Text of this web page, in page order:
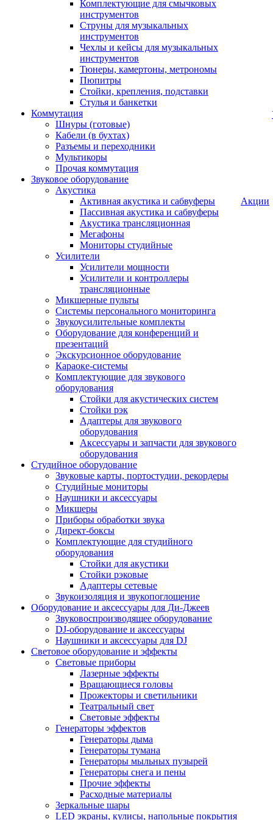
Комплектующие для смычковых
инструментов
Струны для музыкальных
инструментов
Чехлы и кейсы для музыкальных
инструментов
Тюнеры, камертоны, метрономы
Пюпитры
Стойки, крепления, подставки
Стулья и банкетки
Коммутация
Шнуры (готовые)
Кабели (в бухтах)
Разъемы и переходники
Мультикоры
Прочая коммутация
Звуковое оборудование
Акустика
Активная акустика и сабвуферы
Пассивная акустика и сабвуферы
Акустика трансляционная
Мегафоны
Мониторы студийные
Усилители
Усилители мощности
Усилители и контроллеры
трансляционные
Микшерные пульты
Системы персонального мониторинга
Звукоусилительные комплекты
Оборудование для конференций и
презентаций
Экскурсионное оборудование
Караоке-системы
Комплектующие для звукового
оборудования
Стойки для акустических систем
Стойки рэк
Адаптеры для звукового
оборудования
Аксессуары и запчасти для звукового
оборудования
Студийное оборудование
Звуковые карты, портостудии, рекордеры
Студийные мониторы
Наушники и аксессуары
Микшеры
Приборы обработки звука
Директ-боксы
Комплектующие для студийного
оборудования
Стойки для акустики
Стойки рэковые
Адаптеры сетевые
Звукоизоляция и звукопоглощение
Оборудование и аксессуары для Ди-Джеев
Звуковоспроизводящее оборудование
DJ-оборудование и аксессуары
Наушники и аксессуары для DJ
Световое оборудование и эффекты
Световые приборы
Лазерные эффекты
Вращающиеся головы
Прожекторы и светильники
Театральный свет
Световые эффекты
Генераторы эффектов
Генераторы дыма
Генераторы тумана
Генераторы мыльных пузырей
Генераторы снега и пены
Прочие эффекты
Расходные материалы
Зеркальные шары
LED экраны, кулисы, напольные покрытия
Акции